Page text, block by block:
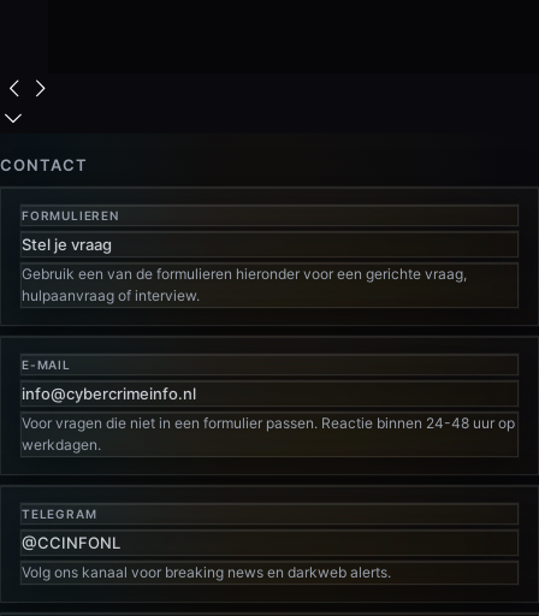
CONTACT
FORMULIEREN
Stel je vraag
Gebruik een van de formulieren hieronder voor een gerichte vraag,
hulpaanvraag of interview.
E-MAIL
info@cybercrimeinfo.nl
Voor vragen die niet in een formulier passen. Reactie binnen 24-48 uur op
werkdagen.
TELEGRAM
@CCINFONL
Volg ons kanaal voor breaking news en darkweb alerts.